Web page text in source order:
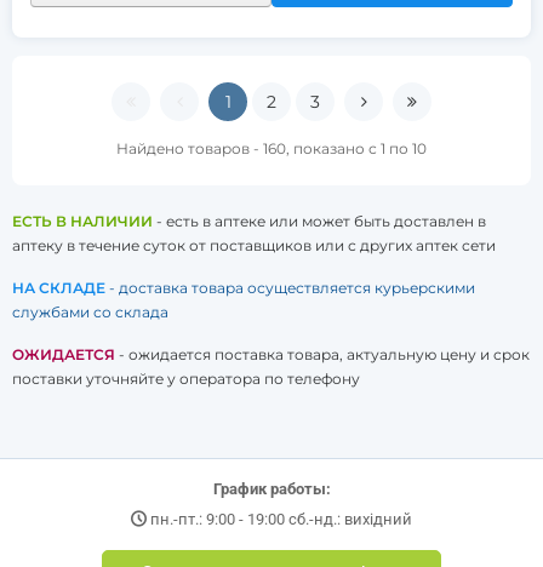
1 2 3
Найдено товаров - 160, показано с 1 по 10
ЕСТЬ В НАЛИЧИИ - есть в аптеке или может быть доставлен в
аптеку в течение суток от поставщиков или с других аптек сети
НА СКЛАДЕ - доставка товара осуществляется курьерскими
службами со склада
ОЖИДАЕТСЯ - ожидается поставка товара, актуальную цену и срок
поставки уточняйте у оператора по телефону
График работы:
пн.-пт.: 9:00 - 19:00 сб.-нд.: вихідний